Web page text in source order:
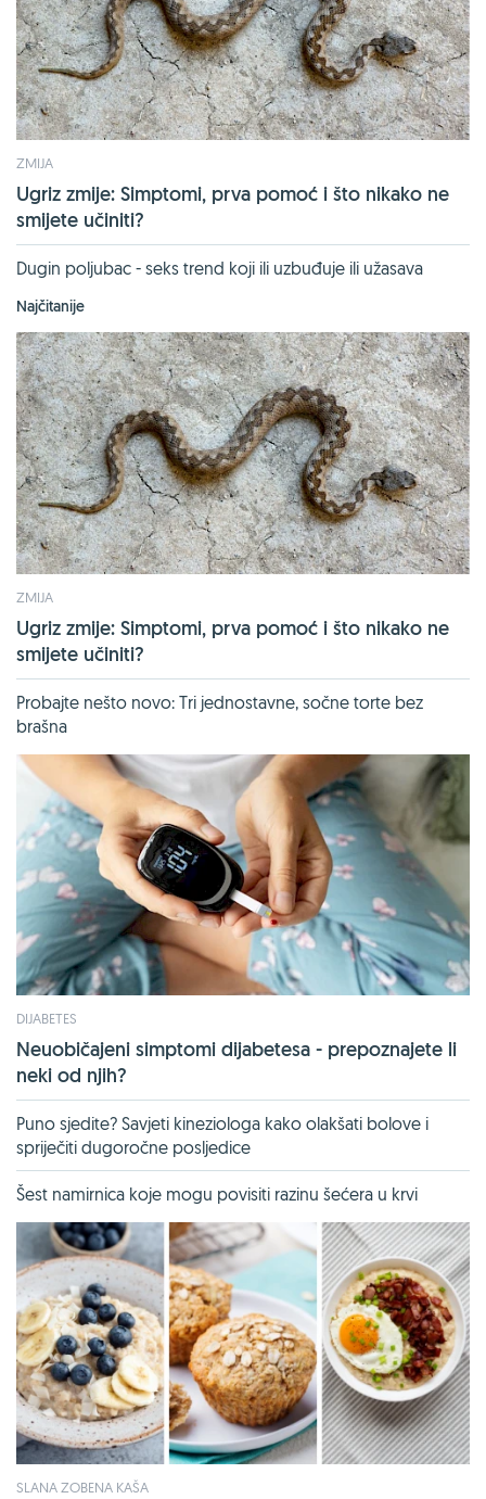
ZMIJA
Ugriz zmije: Simptomi, prva pomoć i što nikako ne
smijete učiniti?
Dugin poljubac - seks trend koji ili uzbuđuje ili užasava
Najčitanije
ZMIJA
Ugriz zmije: Simptomi, prva pomoć i što nikako ne
smijete učiniti?
Probajte nešto novo: Tri jednostavne, sočne torte bez
brašna
DIJABETES
Neuobičajeni simptomi dijabetesa - prepoznajete li
neki od njih?
Puno sjedite? Savjeti kineziologa kako olakšati bolove i
spriječiti dugoročne posljedice
Šest namirnica koje mogu povisiti razinu šećera u krvi
SLANA ZOBENA KAŠA